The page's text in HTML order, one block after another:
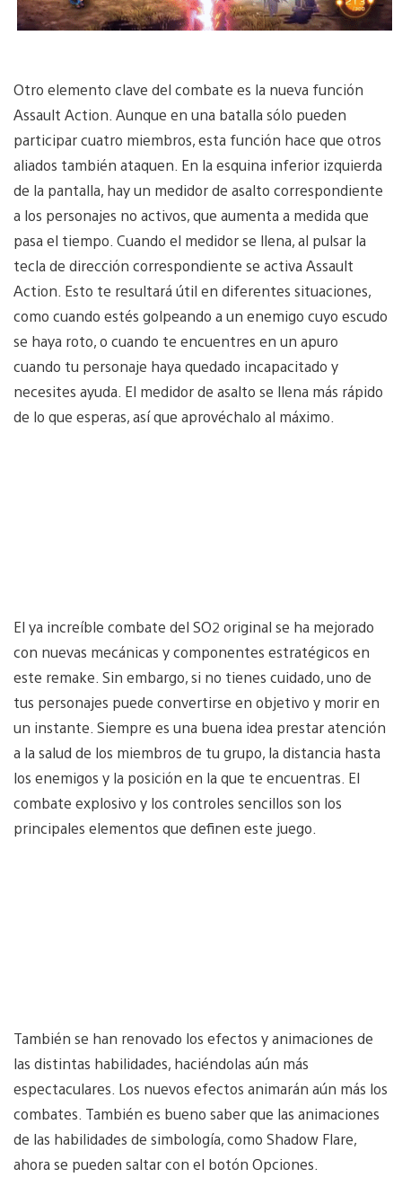
Otro elemento clave del combate es la nueva función
Assault Action. Aunque en una batalla sólo pueden
participar cuatro miembros, esta función hace que otros
aliados también ataquen. En la esquina inferior izquierda
de la pantalla, hay un medidor de asalto correspondiente
a los personajes no activos, que aumenta a medida que
pasa el tiempo. Cuando el medidor se llena, al pulsar la
tecla de dirección correspondiente se activa Assault
Action. Esto te resultará útil en diferentes situaciones,
como cuando estés golpeando a un enemigo cuyo escudo
se haya roto, o cuando te encuentres en un apuro
cuando tu personaje haya quedado incapacitado y
necesites ayuda. El medidor de asalto se llena más rápido
de lo que esperas, así que aprovéchalo al máximo.
El ya increíble combate del SO2 original se ha mejorado
con nuevas mecánicas y componentes estratégicos en
este remake. Sin embargo, si no tienes cuidado, uno de
tus personajes puede convertirse en objetivo y morir en
un instante. Siempre es una buena idea prestar atención
a la salud de los miembros de tu grupo, la distancia hasta
los enemigos y la posición en la que te encuentras. El
combate explosivo y los controles sencillos son los
principales elementos que definen este juego.
También se han renovado los efectos y animaciones de
las distintas habilidades, haciéndolas aún más
espectaculares. Los nuevos efectos animarán aún más los
combates. También es bueno saber que las animaciones
de las habilidades de simbología, como Shadow Flare,
ahora se pueden saltar con el botón Opciones.